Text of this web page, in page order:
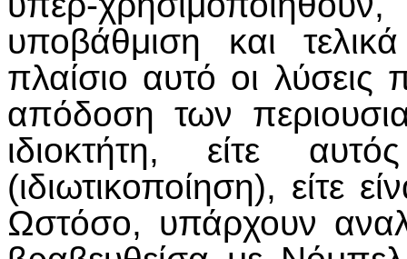
υποβάθμιση και
πλαίσιο αυτό οι λύσεις
απόδοση των
ιδιοκτήτη, είτε
(ιδιωτικοποίηση), είτε
Ωστόσο, υπάρχουν